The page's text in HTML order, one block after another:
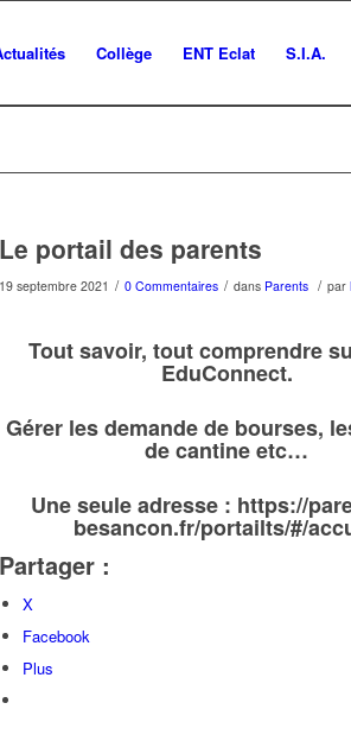
Collège ENT Eclat S.I.A.
Le portail des parents
19 septembre 2021 / 0 Commentaires / dans Parents / par
Tout savoir, tout comprendre
EduConnect.
Gérer les demande de bourses,
de cantine etc…
Une seule adresse : https://
besancon.fr/portailts/#/
Partager :
X
Facebook
Plus